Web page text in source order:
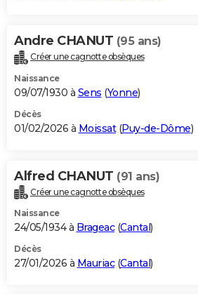
Andre CHANUT (95 ans)
Créer une cagnotte obsèques
Naissance
09/07/1930 à Sens (Yonne)
Décès
01/02/2026 à Moissat(Puy-de-Dôme)
Alfred CHANUT (91 ans)
Créer une cagnotte obsèques
Naissance
24/05/1934 à Brageac(Cantal )
Décès
27/01/2026 à Mauriac(Cantal )